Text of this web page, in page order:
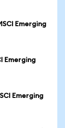
Emerging
Emerging
Emerging